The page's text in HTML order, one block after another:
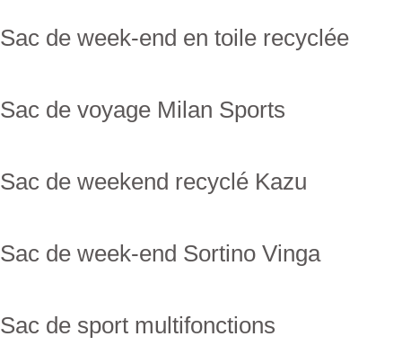
Sac de week-end en toile recyclée
Sac de voyage Milan Sports
Sac de weekend recyclé Kazu
Sac de week-end Sortino Vinga
Sac de sport multifonctions